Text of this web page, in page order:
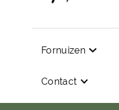
Fornuizen
Contact